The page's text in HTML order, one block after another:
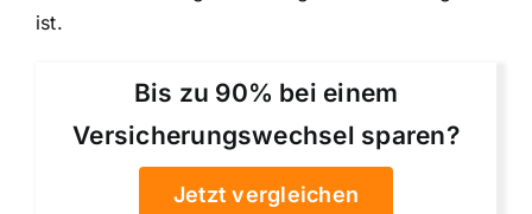
ist.
Bis zu 90% bei einem
Versicherungswechsel sparen?
Jetzt vergleichen